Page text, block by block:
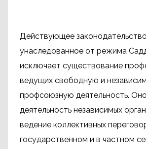
Действующее
унаследованное от режима
исключает существование
ведущих свободную и
профсоюзную деятельность.
деятельность независимых
ведение коллективных
государственном и в частном